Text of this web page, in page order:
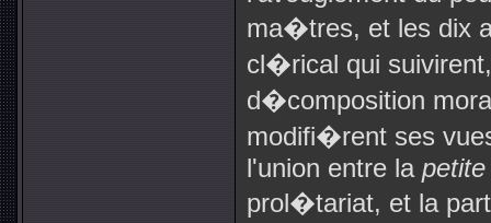
ma�tres, et les dix
cl�rical qui
d�composition
modifi�rent ses
l'union entre la
prol�tariat, et la